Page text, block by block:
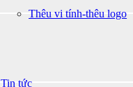
Thêu vi tính-thêu logo
Tin tức